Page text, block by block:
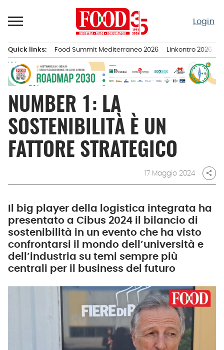
al
Login
principale
Quick links: Food Summit Mediterraneo 2026 Linkontro 2026
NUMBER 1: LA
SOSTENIBILITÀ È UN
FATTORE STRATEGICO
17 Maggio 2024 share
Il big player della logistica integrata ha
presentato a Cibus 2024 il bilancio di
sostenibilità in un evento che ha visto
confrontarsi il mondo dell’università e
dell’industria su temi sempre più
centrali per il business del futuro